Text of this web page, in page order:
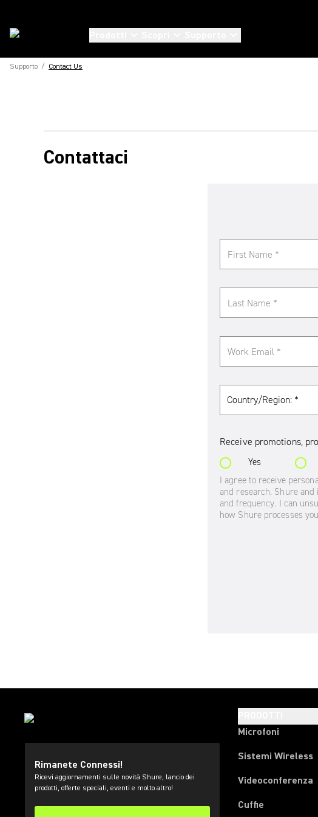
Supporto / Contact Us
Contattaci
Rimanete Connessi!
Ricevi aggiornamenti sulle novità Shure, lancio dei
prodotti, offerte speciali, eventi e molto altro!
Microfoni
Sistemi Wireless
Videoconferenza
Cuffie